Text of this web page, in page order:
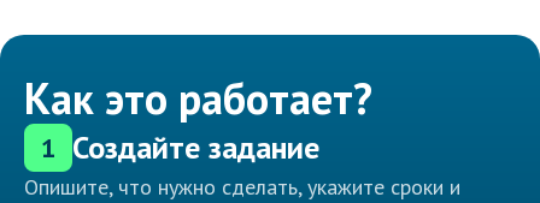
Как это работает?
1 Создайте задание
Опишите, что нужно сделать, укажите сроки и